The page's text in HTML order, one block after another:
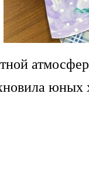
юных